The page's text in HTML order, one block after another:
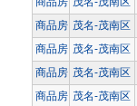
商品房 茂名-茂南区
商品房 茂名-茂南区
商品房 茂名-茂南区
商品房 茂名-茂南区